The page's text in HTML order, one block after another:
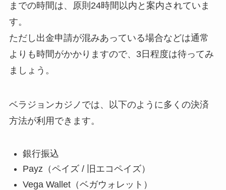
までの時間は、原則24時間以内と案内されていま
す。
ただし出金申請が混みあっている場合などは通常
よりも時間がかかりますので、3日程度は待ってみ
ましょう。
ベラジョンカジノでは、以下のように多くの決済
方法が利用できます。
銀行振込
Payz（ペイズ / 旧エコペイズ）
Vega Wallet（ベガウォレット）